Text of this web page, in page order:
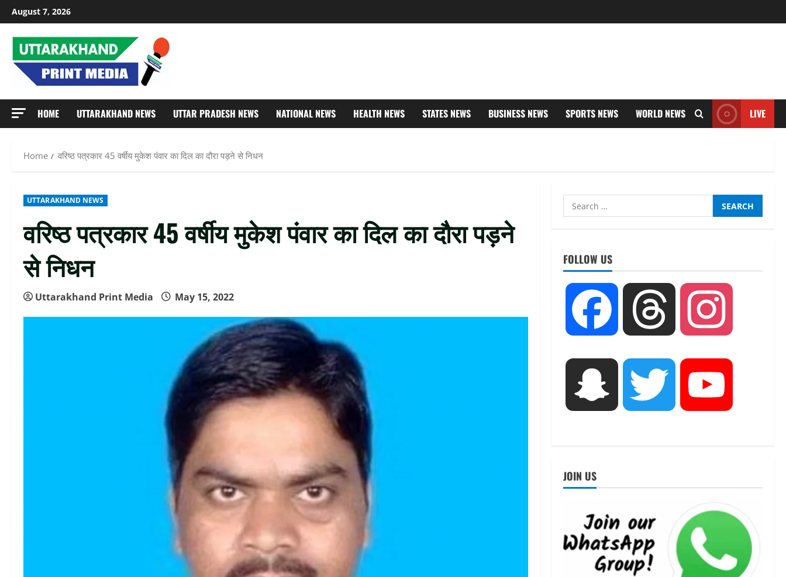
Skip
to
content
August 7, 2026
HOME UTTARAKHAND NEWS UTTAR PRADESH NEWS NATIONAL NEWS HEALTH NEWS STATES NEWS BUSINESS NEWS SPORTS NEWS WORLD NEWS LIVE
Home वरिष्ठ पत्रकार 45 वर्षीय मुकेश पंवार का दिल का दौरा पड़ने से निधन
UTTARAKHAND NEWS
वरिष्ठ पत्रकार 45 वर्षीय मुकेश पंवार का दिल का दौरा पड़ने
से निधन
Uttarakhand Print Media May 15, 2022
Search
for:
FOLLOW US
Facebook Threads
Snapchat Twitter
JOIN US
UTTARAKHAND NEWS
तीलू रौतेली पुरस्कार के लिए 13
वीरांगनाओं का चयन : रेखा आर्या
August 6, 2026
UTTARAKHAND NEWS
मिस उत्तराखंड 2026 के सब-कॉन्टेस्ट
‘मिस ब्यूटीफुल आइज़’ एवं ‘मिस
ब्यूटीफुल हेयर’ का आयोजन
अवसर
5
STATES NEWS
महाराज की राजस्थान के मुख्यमंत्री से
शिष्टाचार भेंट पर्यटन और सांस्कृतिक
गतिविधियों के विस्तार पर हुई चर्चा
August 4, 2026